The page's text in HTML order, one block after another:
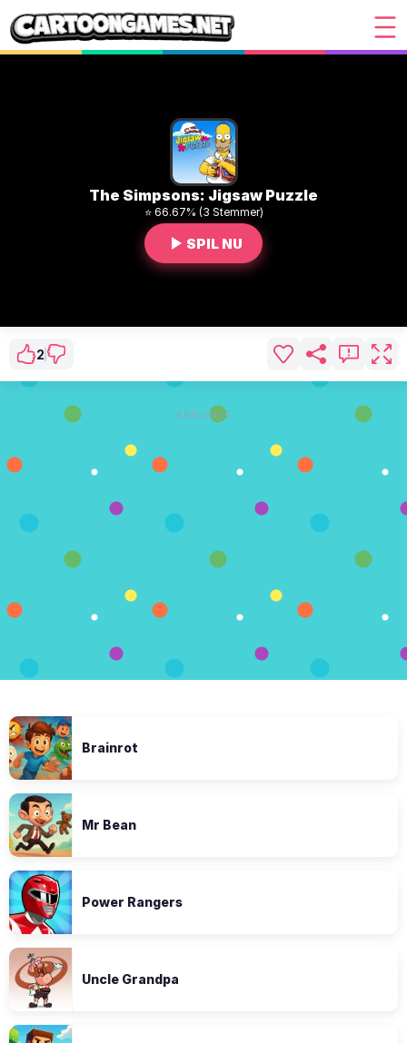
The Simpsons: Jigsaw Puzzle
⭐ 66.67% (3 Stemmer)
SPIL NU
2
ANNONCE
Brainrot
Mr Bean
Power Rangers
Uncle Grandpa